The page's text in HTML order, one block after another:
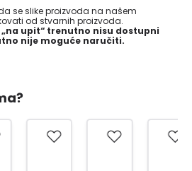
se slike proizvoda na našem
od stvarnih proizvoda.
upit“ trenutno nisu dostupni
nije moguće naručiti.